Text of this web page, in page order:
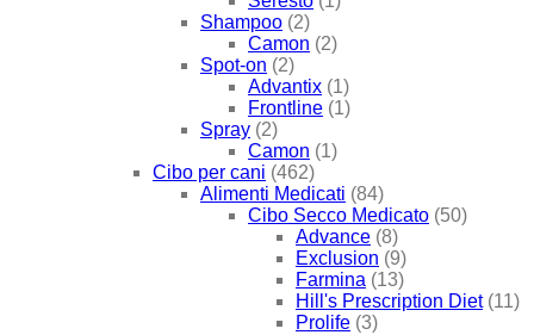
Shampoo (2)
Camon (2)
Spot-on (2)
Advantix (1)
Frontline (1)
Spray (2)
Camon (1)
Cibo per cani (462)
Alimenti Medicati (84)
Cibo Secco Medicato (50)
Advance (8)
Exclusion (9)
Farmina (13)
Hill's Prescription Diet (11)
Prolife (3)